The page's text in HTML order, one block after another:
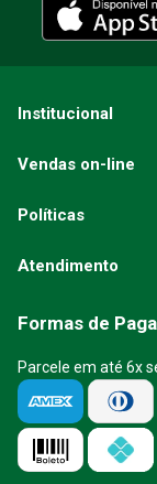
Institucional
Vendas on-line
Políticas
Atendimento
Formas de
Parcele em até 6x